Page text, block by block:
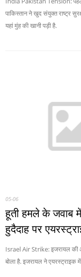
पाकिस्तान ने खुद संयुक्त राष्ट्र
यहां मुंह की खानी पड़ी है.
05-06
हूती हमले के जवाब
हुदैदाह पर
Israel Air Strike: इजरायल की
बोला है. इजरायल ने एयरस्‍ट्राइक में